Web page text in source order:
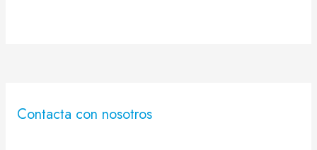
Contacta con nosotros